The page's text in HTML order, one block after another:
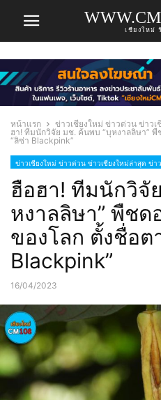
เชียงใหม่
หน้าแรก ข่าวเชียงใหม่ ข่าวด่วน ข่าว
ฮา! ทีมนักวิจัย มช. ค้นพบ “บุหงาลลิษา”
“ลิซ่า Blackpink”
ข่าวเชียงใหม่ ข่าวด่วน ข่าวเชียงใหม่ล่าสุด ข่า
ฮือฮา! ทีมนักวิจั
หงาลลิษา” พืช
ของโลก ตั้งชื่อต
Blackpink”
16/04/2023